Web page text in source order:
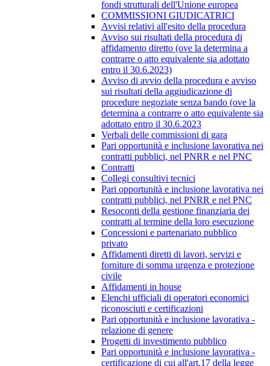
fondi strutturali dell'Unione europea
COMMISSIONI GIUDICATRICI
Avvisi relativi all'esito della procedura
Avviso sui risultati della procedura di
affidamento diretto (ove la determina a
contrarre o atto equivalente sia adottato
entro il 30.6.2023)
Avviso di avvio della procedura e avviso
sui risultati della aggiudicazione di
procedure negoziate senza bando (ove la
determina a contrarre o atto equivalente sia
adottato entro il 30.6.2023
Verbali delle commissioni di gara
Pari opportunità e inclusione lavorativa nei
contratti pubblici, nel PNRR e nel PNC
Contratti
Collegi consultivi tecnici
Pari opportunità e inclusione lavorativa nei
contratti pubblici, nel PNRR e nel PNC
Resoconti della gestione finanziaria dei
contratti al termine della loro esecuzione
Concessioni e partenariato pubblico
privato
Affidamenti diretti di lavori, servizi e
forniture di somma urgenza e protezione
civile
Affidamenti in house
Elenchi ufficiali di operatori economici
riconosciuti e certificazioni
Pari opportunità e inclusione lavorativa -
relazione di genere
Progetti di investimento pubblico
Pari opportunità e inclusione lavorativa -
certificazione di cui all'art.17 della legge